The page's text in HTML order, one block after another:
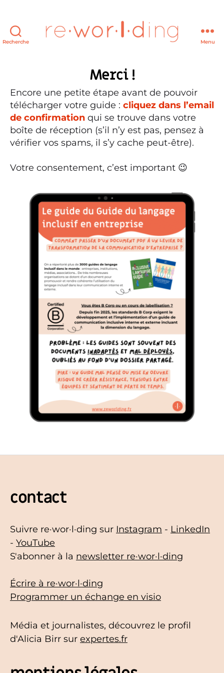
Recherche Menu
Merci !
Encore une petite étape avant de pouvoir
télécharger votre guide : cliquez dans l’email
de confirmation qui se trouve dans votre
boîte de réception (s’il n’y est pas, pensez à
vérifier vos spams, il s’y cache peut-être).
Votre consentement, c’est important 😉
contact
Suivre re·wor·l·ding sur Instagram - LinkedIn
- YouTube
S'abonner à la newsletter re·wor·l·ding
Écrire à re·wor·l·ding
Programmer un échange en visio
Média et journalistes, découvrez le profil
d'Alicia Birr sur expertes.fr